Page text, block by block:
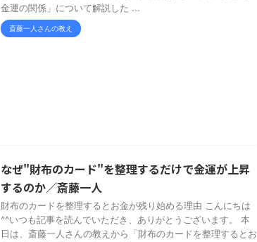
金運の関係」について解説した ...
斎藤一人さんの教え
なぜ"財布のカード"を整理するだけで金運が上昇
するのか／斎藤一人
財布のカードを整理するとお金が残り始める理由 こんにちは
^^いつも記事を読んでいただき、ありがとうございます。 本
日は、斎藤一人さんの教えから「財布のカードを整理するとお